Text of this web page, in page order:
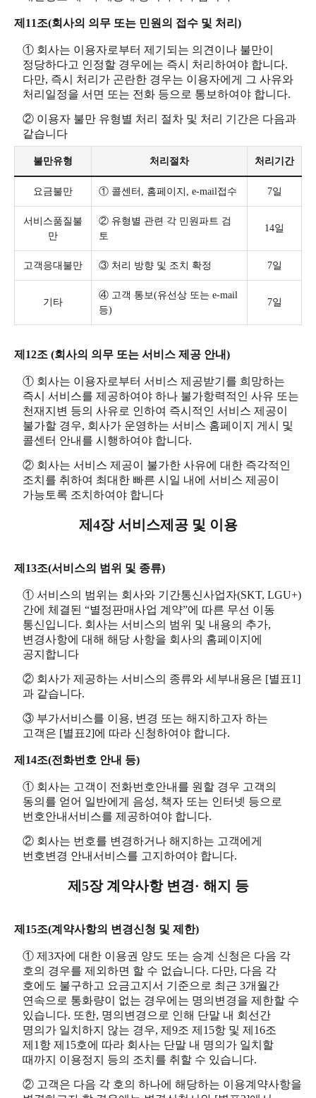
제11조(회사의 의무 또는 민원의 접수 및 처리)
① 회사는 이용자로부터 제기되는 의견이나 불만이
정당하다고 인정할 경우에는 즉시 처리하여야 합니다.
다만, 즉시 처리가 곤란한 경우는 이용자에게 그 사유와
처리일정을 서면 또는 전화 등으로 통보하여야 합니다.
② 이용자 불만 유형별 처리 절차 및 처리 기간은 다음과
같습니다
불만유형 처리절차 처리기간
요금불만 ① 콜센터, 홈페이지, e-mail접수 7일
서비스품질불
만
② 유형별 관련 각 민원파트 검
토
14일
고객응대불만 ③ 처리 방향 및 조치 확정 7일
기타
④ 고객 통보(유선상 또는 e-mail
등)
7일
제12조 (회사의 의무 또는 서비스 제공 안내)
① 회사는 이용자로부터 서비스 제공받기를 희망하는
즉시 서비스를 제공하여야 하나 불가항력적인 사유 또는
천재지변 등의 사유로 인하여 즉시적인 서비스 제공이
불가할 경우, 회사가 운영하는 서비스 홈페이지 게시 및
콜센터 안내를 시행하여야 합니다.
② 회사는 서비스 제공이 불가한 사유에 대한 즉각적인
조치를 취하여 최대한 빠른 시일 내에 서비스 제공이
가능토록 조치하여야 합니다
제4장 서비스제공 및 이용
제13조(서비스의 범위 및 종류)
① 서비스의 범위는 회사와 기간통신사업자(SKT, LGU+)
간에 체결된 “별정판매사업 계약”에 따른 무선 이동
통신입니다. 회사는 서비스의 범위 및 내용의 추가,
변경사항에 대해 해당 사항을 회사의 홈페이지에
공지합니다
② 회사가 제공하는 서비스의 종류와 세부내용은 [별표1]
과 같습니다.
③ 부가서비스를 이용, 변경 또는 해지하고자 하는
고객은 [별표2]에 따라 신청하여야 합니다.
제14조(전화번호 안내 등)
① 회사는 고객이 전화번호안내를 원할 경우 고객의
동의를 얻어 일반에게 음성, 책자 또는 인터넷 등으로
번호안내서비스를 제공하여야 합니다.
② 회사는 번호를 변경하거나 해지하는 고객에게
번호변경 안내서비스를 고지하여야 합니다.
제5장 계약사항 변경· 해지 등
제15조(계약사항의 변경신청 및 제한)
① 제3자에 대한 이용권 양도 또는 승계 신청은 다음 각
호의 경우를 제외하면 할 수 없습니다. 다만, 다음 각
호에도 불구하고 요금고지서 기준으로 최근 3개월간
연속으로 통화량이 없는 경우에는 명의변경을 제한할 수
있습니다. 또한, 명의변경으로 인해 단말 내 회선간
명의가 일치하지 않는 경우, 제9조 제15항 및 제16조
제1항 제15호에 따라 회사는 단말 내 명의가 일치할
때까지 이용정지 등의 조치를 취할 수 있습니다.
② 고객은 다음 각 호의 하나에 해당하는 이용계약사항을